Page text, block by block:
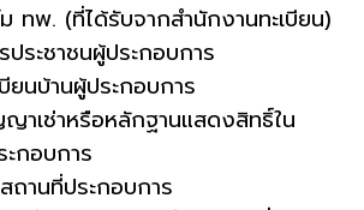
ทพ. (ที่ได้รับจากสำนักงานทะเบียน)
ประชาชนผู้ประกอบการ
บียนบ้านผู้ประกอบการ
ญาเช่าหรือหลักฐานแสดงสิทธิ์ใน
กอบการ
ถานที่ประกอบการ